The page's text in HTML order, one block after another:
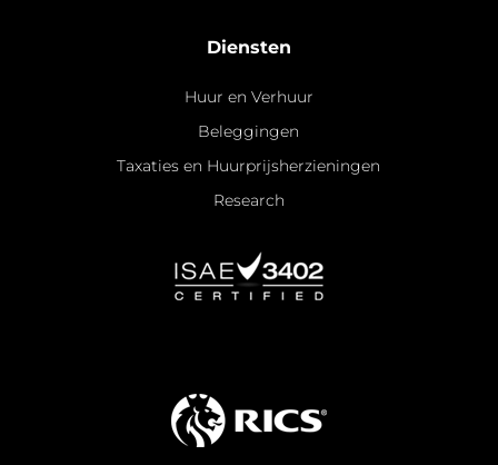
Diensten
Huur en Verhuur
Beleggingen
Taxaties en Huurprijsherzieningen
Research